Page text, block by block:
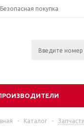
Безопасная покупка
- Каталог -